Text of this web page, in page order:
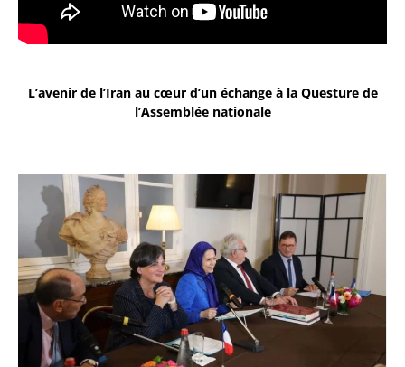
L’avenir de l’Iran au cœur d’un échange à la Questure de
l’Assemblée nationale